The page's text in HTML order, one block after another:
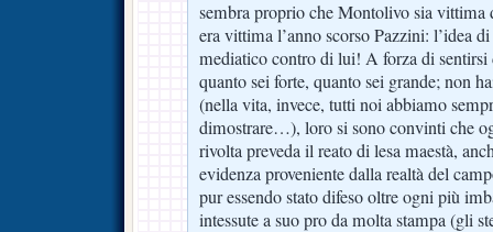
sembra proprio che Montolivo sia vittima
era vittima l’anno scorso Pazzini: l’idea
mediatico contro di lui! A forza di sentirsi
quanto sei forte, quanto sei grande; non
(nella vita, invece, tutti noi abbiamo
dimostrare…), loro si sono convinti che
rivolta preveda il reato di lesa maestà,
evidenza proveniente dalla realtà del
pur essendo stato difeso oltre ogni più
intessute a suo pro da molta stampa (gli